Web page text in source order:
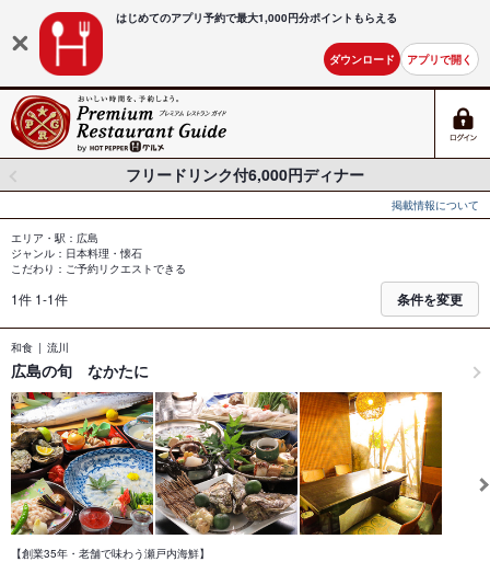
はじめてのアプリ予約で最大1,000円分ポイントもらえる
ダウンロード アプリで開く
フリードリンク付6,000円ディナー
掲載情報について
エリア・駅：広島
ジャンル：日本料理・懐石
こだわり：ご予約リクエストできる
1件 1-1件 条件を変更
和食 流川
広島の旬 なかたに
【創業35年・老舗で味わう瀬戸内海鮮】